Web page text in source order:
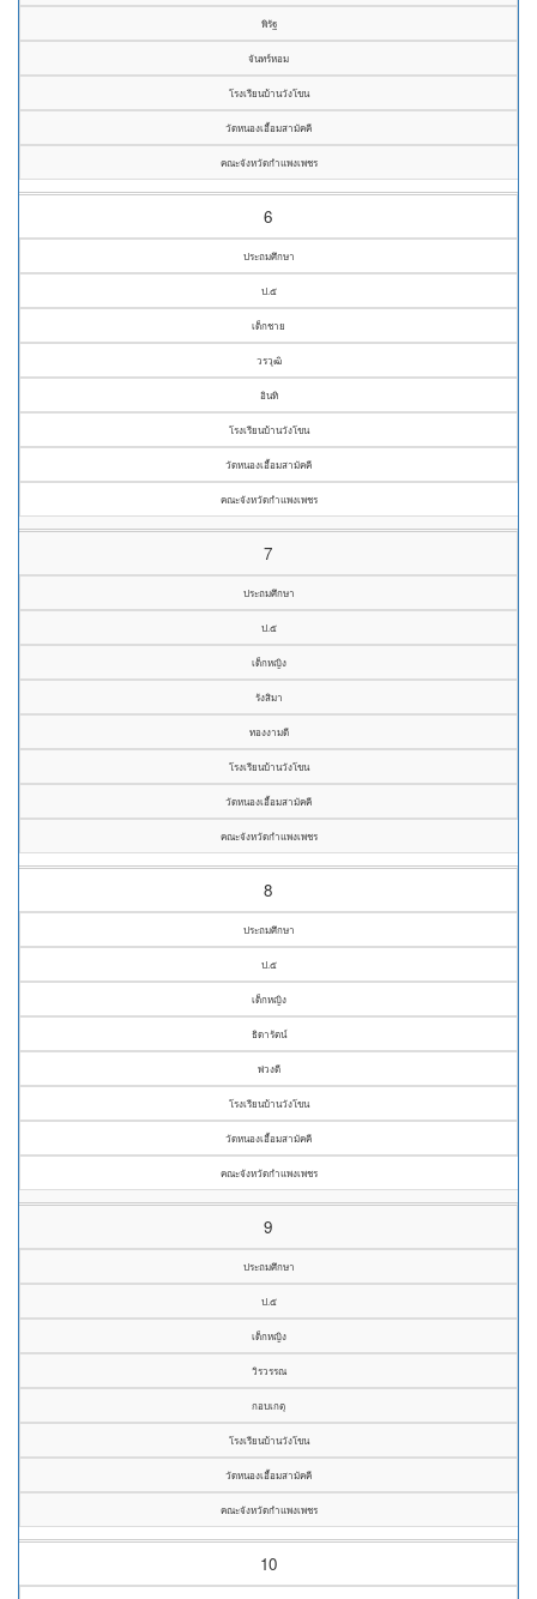
พิรัฐ
จันทร์หอม
โรงเรียนบ้านวังโขน
วัดหนองเอื้อมสามัคคี
คณะจังหวัดกำแพงเพชร
6
ประถมศึกษา
ป.๕
เด็กชาย
วรวุฒิ
อินทิ
โรงเรียนบ้านวังโขน
วัดหนองเอื้อมสามัคคี
คณะจังหวัดกำแพงเพชร
7
ประถมศึกษา
ป.๕
เด็กหญิง
รังสิมา
ทองงามดี
โรงเรียนบ้านวังโขน
วัดหนองเอื้อมสามัคคี
คณะจังหวัดกำแพงเพชร
8
ประถมศึกษา
ป.๕
เด็กหญิง
ธิดารัตน์
พ่วงดี
โรงเรียนบ้านวังโขน
วัดหนองเอื้อมสามัคคี
คณะจังหวัดกำแพงเพชร
9
ประถมศึกษา
ป.๕
เด็กหญิง
วิรวรรณ
กอบเกตุ
โรงเรียนบ้านวังโขน
วัดหนองเอื้อมสามัคคี
คณะจังหวัดกำแพงเพชร
10